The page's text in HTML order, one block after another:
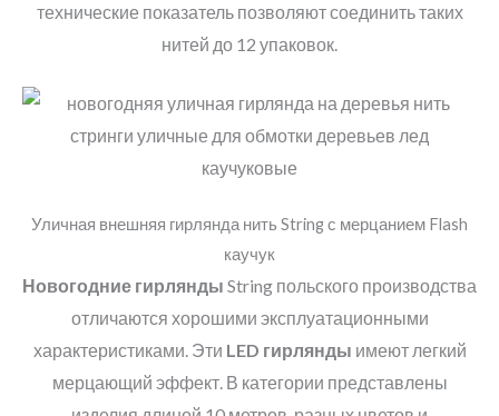
технические показатель позволяют соединить таких
нитей до 12 упаковок.
Уличная внешняя гирлянда нить String с мерцанием Flash
каучук
Новогодние гирлянды String польского производства
отличаются хорошими эксплуатационными
характеристиками. Эти LED гирлянды имеют легкий
мерцающий эффект. В категории представлены